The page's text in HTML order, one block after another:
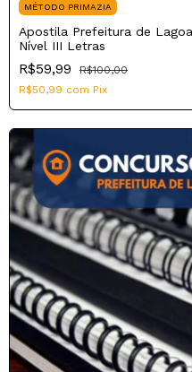
MÉTODO PRIMAZIA
Apostila Prefeitura de
Nível III Letras
R$59,99
R$100,00
R$50,99 com Pix